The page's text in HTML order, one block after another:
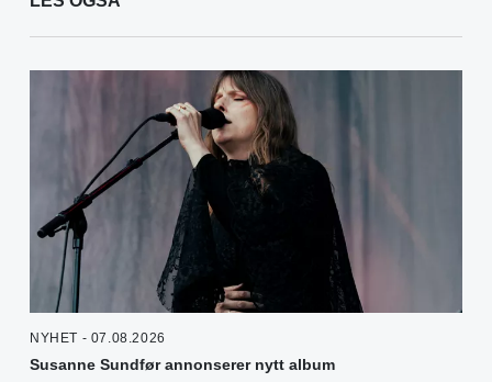
NYHET - 07.08.2026
Susanne Sundfør annonserer nytt album